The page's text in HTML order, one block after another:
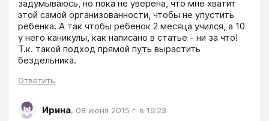
задумываюсь, но пока не уверена, что мне хватит
этой самой организованности, чтобы не упустить
ребенка. А так чтобы ребенок 2 месяца учился, а 10
у него каникулы, как написано в статье - ни за что!
Т.к. такой подход прямой путь вырастить
бездельника.
Ответить
Ирина, 08 июня 2015 г. в 19:23